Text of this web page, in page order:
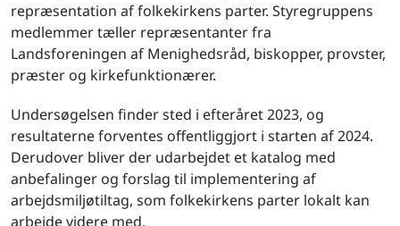
repræsentation af folkekirkens parter. Styregruppens
medlemmer tæller repræsentanter fra
Landsforeningen af Menighedsråd, biskopper, provster,
præster og kirkefunktionærer.
Undersøgelsen finder sted i efteråret 2023, og
resultaterne forventes offentliggjort i starten af 2024.
Derudover bliver der udarbejdet et katalog med
anbefalinger og forslag til implementering af
arbejdsmiljøtiltag, som folkekirkens parter lokalt kan
arbejde videre med.